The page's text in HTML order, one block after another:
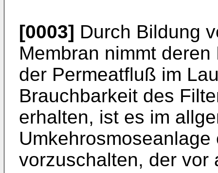
[0003] Durch Bildung
Membran nimmt
der Permeatfluß im
Brauchbarkeit des
erhalten, ist es im
vorzuschalten, der vor